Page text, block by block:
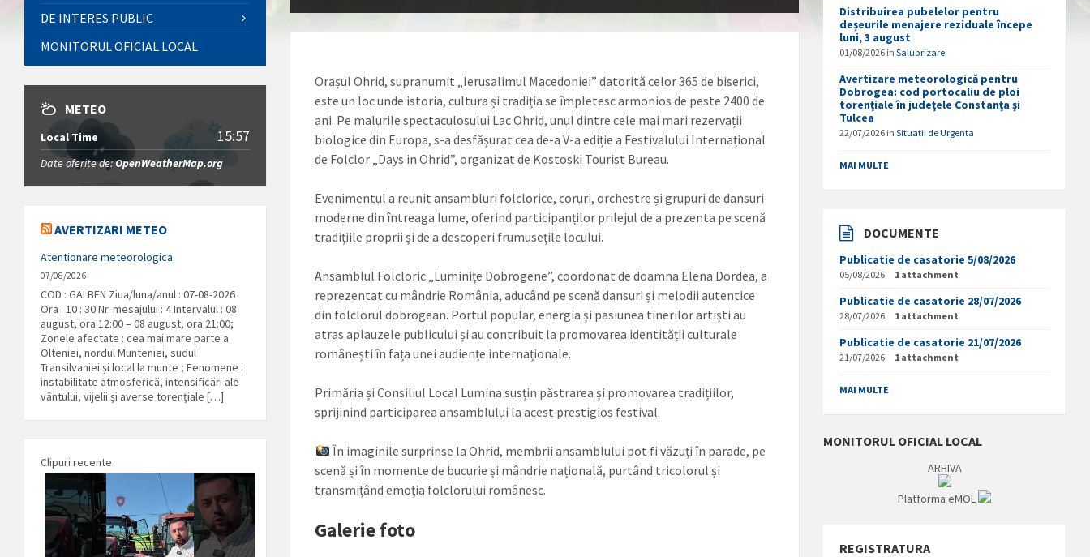
Orașul Ohrid, supranumit „Ierusalimul Macedoniei” datorită celor 365 de biserici,
este un loc unde istoria, cultura și tradiția se împletesc armonios de peste 2400 de
ani. Pe malurile spectaculosului Lac Ohrid, unul dintre cele mai mari rezervații
biologice din Europa, s-a desfășurat cea de-a V-a ediție a Festivalului Internațional
de Folclor „Days in Ohrid”, organizat de Kostoski Tourist Bureau.
Evenimentul a reunit ansambluri folclorice, coruri, orchestre și grupuri de dansuri
moderne din întreaga lume, oferind participanților prilejul de a prezenta pe scenă
tradițiile proprii și de a descoperi frumusețile locului.
Ansamblul Folcloric „Luminițe Dobrogene”, coordonat de doamna Elena Dordea, a
reprezentat cu mândrie România, aducând pe scenă dansuri și melodii autentice
din folclorul dobrogean. Portul popular, energia și pasiunea tinerilor artiști au
atras aplauzele publicului și au contribuit la promovarea identității culturale
românești în fața unei audiențe internaționale.
Primăria și Consiliul Local Lumina susțin păstrarea și promovarea tradițiilor,
sprijinind participarea ansamblului la acest prestigios festival.
În imaginile surprinse la Ohrid, membrii ansamblului pot fi văzuți în parade, pe
scenă și în momente de bucurie și mândrie națională, purtând tricolorul și
transmițând emoția folclorului românesc.
Galerie foto
DE INTERES PUBLIC
MONITORUL OFICIAL LOCAL
METEO
Local Time 15:57
Date oferite de:OpenWeatherMap.org
AVERTIZARI METEO
Atentionare meteorologica
07/08/2026
COD : GALBEN Ziua/luna/anul : 07-08-2026
Ora : 10 : 30 Nr. mesajului : 4 Intervalul : 08
august, ora 12:00 – 08 august, ora 21:00;
Zonele afectate : cea mai mare parte a
Olteniei, nordul Munteniei, sudul
Transilvaniei și local la munte ; Fenomene :
instabilitate atmosferică, intensificări ale
vântului, vijelii și averse torențiale […]
Clipuri recente
Distribuirea pubelelor pentru
deșeurile menajere reziduale începe
luni, 3 august
01/08/2026 inSalubrizare
Avertizare meteorologică pentru
Dobrogea: cod portocaliu de ploi
torențiale în județele Constanța și
Tulcea
22/07/2026 inSituatii de Urgenta
MAI MULTE
DOCUMENTE
Publicatie de casatorie 5/08/2026
05/08/2026 1 attachment
Publicatie de casatorie 28/07/2026
28/07/2026 1 attachment
Publicatie de casatorie 21/07/2026
21/07/2026 1 attachment
MAI MULTE
MONITORUL OFICIAL LOCAL
ARHIVA
Platforma eMOL
REGISTRATURA